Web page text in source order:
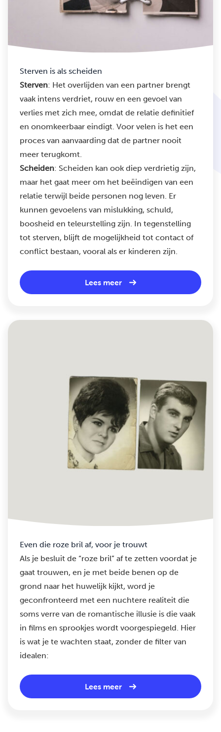
Sterven is als scheiden
Sterven: Het overlijden van een partner brengt
vaak intens verdriet, rouw en een gevoel van
verlies met zich mee, omdat de relatie definitief
en onomkeerbaar eindigt. Voor velen is het een
proces van aanvaarding dat de partner nooit
meer terugkomt.
Scheiden: Scheiden kan ook diep verdrietig zijn,
maar het gaat meer om het beëindigen van een
relatie terwijl beide personen nog leven. Er
kunnen gevoelens van mislukking, schuld,
boosheid en teleurstelling zijn. In tegenstelling
tot sterven, blijft de mogelijkheid tot contact of
conflict bestaan, vooral als er kinderen zijn.
Lees meer
Even die roze bril af, voor je trouwt
Als je besluit de “roze bril” af te zetten voordat je
gaat trouwen, en je met beide benen op de
grond naar het huwelijk kijkt, word je
geconfronteerd met een nuchtere realiteit die
soms verre van de romantische illusie is die vaak
in films en sprookjes wordt voorgespiegeld. Hier
is wat je te wachten staat, zonder de filter van
idealen:
Lees meer